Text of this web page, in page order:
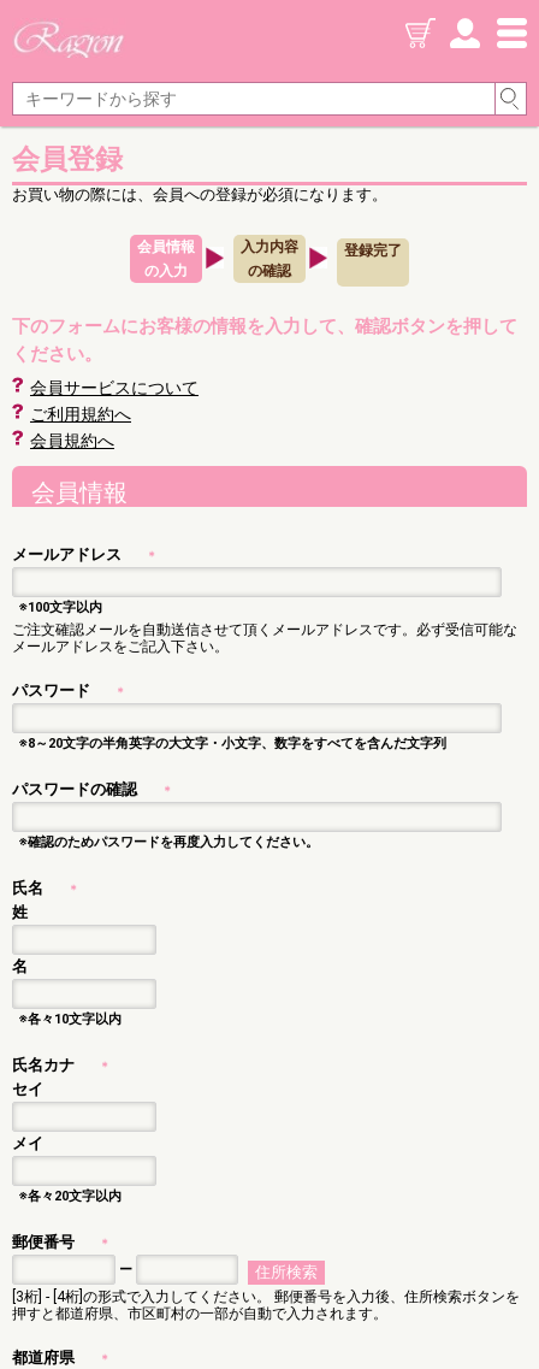
会員登録
お買い物の際には、会員への登録が必須になります。
会員情報
の入力
入力内容
の確認
登録完了
下のフォームにお客様の情報を入力して、確認ボタンを押して
ください。
会員サービスについて
ご利用規約へ
会員規約へ
会員情報
メールアドレス ＊
※100文字以内
ご注文確認メールを自動送信させて頂くメールアドレスです。必ず受信可能な
メールアドレスをご記入下さい。
パスワード ＊
※8～20文字の半角英字の大文字・小文字、数字をすべてを含んだ文字列
パスワードの確認 ＊
※確認のためパスワードを再度入力してください。
氏名 ＊
姓
名
※各々10文字以内
氏名カナ ＊
セイ
メイ
※各々20文字以内
郵便番号 ＊
ー
[3桁] - [4桁]の形式で入力してください。 郵便番号を入力後、住所検索ボタンを
押すと都道府県、市区町村の一部が自動で入力されます。
都道府県 ＊